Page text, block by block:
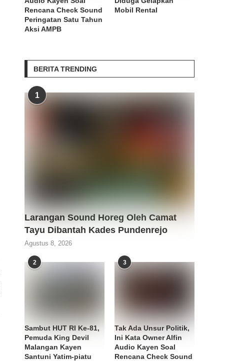
Rencana Check Sound
Peringatan Satu Tahun
Aksi AMPB
Mobil Rental
BERITA TRENDING
1
Larangan Sound Horeg Oleh Camat
Tayu Dibantah Kades Pundenrejo
Agustus 8, 2026
2
Sambut HUT RI Ke-81,
Pemuda King Devil
Malangan Kayen
Santuni Yatim-piatu
3
Tak Ada Unsur Politik,
Ini Kata Owner Alfin
Audio Kayen Soal
Rencana Check Sound